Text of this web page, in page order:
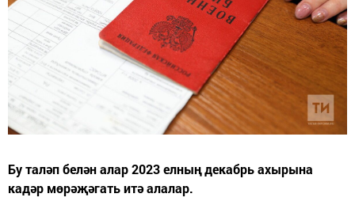
Бу таләп белән алар 2023 елның декабрь ахырына
кадәр мөрәҗәгать итә алалар.